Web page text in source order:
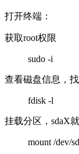
打开终端：
获取root权限
sudo -i
查看磁盘信息，
fdisk -l
挂载分区，sdaX
mount /dev/